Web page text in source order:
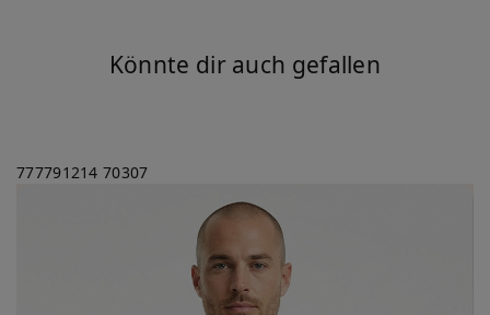
Könnte dir auch gefallen
777791214 70307